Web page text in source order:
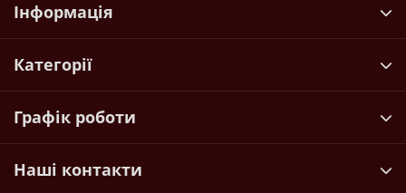
Інформація
Категорії
Графік роботи
Наші контакти